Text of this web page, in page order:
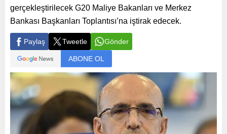
gerçekleştirilecek G20 Maliye Bakanları ve Merkez
Bankası Başkanları Toplantısı’na iştirak edecek.
Paylaş Tweetle Gönder
ABONE OL